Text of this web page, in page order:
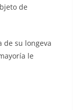
de
de su longeva
le